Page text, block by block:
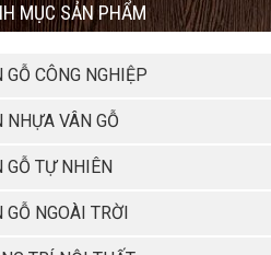
MỤC SẢN PHẨM
GỖ CÔNG NGHIỆP
NHỰA VÂN GỖ
GỖ TỰ NHIÊN
GỖ NGOÀI TRỜI